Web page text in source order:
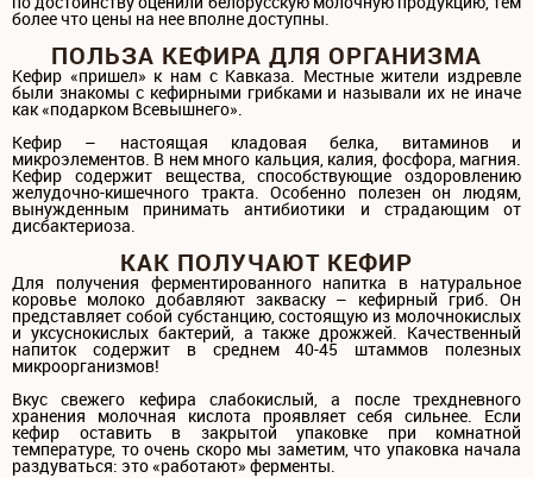
более что цены на нее вполне доступны.
ПОЛЬЗА КЕФИРА ДЛЯ ОРГАНИЗМА
Кефир «пришел» к нам с Кавказа. Местные жители издревле
были знакомы с кефирными грибками и называли их не иначе
как «подарком Всевышнего».
Кефир – настоящая кладовая белка, витаминов и
микроэлементов. В нем много кальция, калия, фосфора, магния.
Кефир содержит вещества, способствующие оздоровлению
желудочно-кишечного тракта. Особенно полезен он людям,
вынужденным принимать антибиотики и страдающим от
дисбактериоза.
КАК ПОЛУЧАЮТ КЕФИР
Для получения ферментированного напитка в натуральное
коровье молоко добавляют закваску – кефирный гриб. Он
представляет собой субстанцию, состоящую из молочнокислых
и уксуснокислых бактерий, а также дрожжей. Качественный
напиток содержит в среднем 40-45 штаммов полезных
микроорганизмов!
Вкус свежего кефира слабокислый, а после трехдневного
хранения молочная кислота проявляет себя сильнее. Если
кефир оставить в закрытой упаковке при комнатной
температуре, то очень скоро мы заметим, что упаковка начала
раздуваться: это «работают» ферменты.